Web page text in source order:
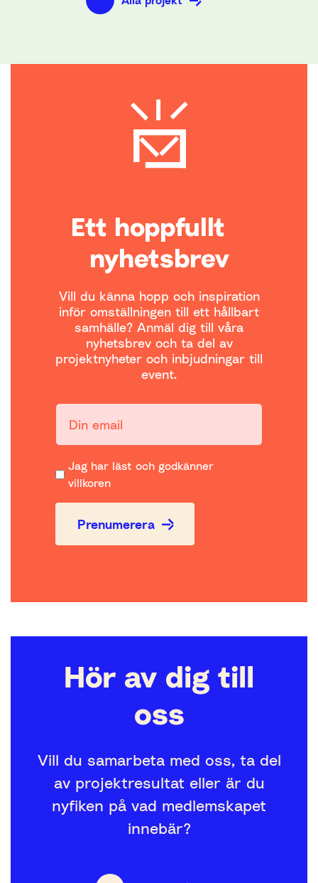
Ett hoppfullt
nyhetsbrev
Vill du känna hopp och inspiration
inför omställningen till ett hållbart
samhälle? Anmäl dig till våra
nyhetsbrev och ta del av
projektnyheter och inbjudningar till
event.
Jag har läst och godkänner
villkoren
Prenumerera
Hör av dig till
oss
Vill du samarbeta med oss, ta del
av projektresultat eller är du
nyfiken på vad medlemskapet
innebär?